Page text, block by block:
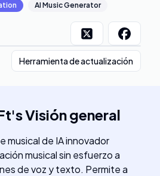
AI Music Generator
Herramienta de actualización
'sVisión general
musical de IA innovador
musical sin esfuerzo a
de voz y texto. Permite a